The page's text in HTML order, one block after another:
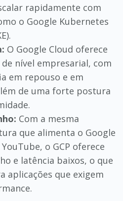
rapidamente com
o Google Kubernetes
O Google Cloud oferece
nível empresarial, com
em repouso e em
de uma forte postura
Com a mesma
que alimenta o Google
o GCP oferece
e latência baixos, o que
aplicações que exigem